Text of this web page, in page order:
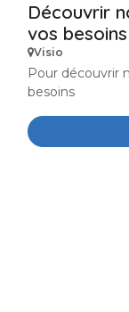
Découvrir
vos
Visio
Pour découvrir
besoins